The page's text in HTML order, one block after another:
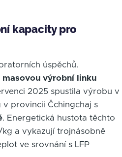
kapacity pro
úspěchů.
masovou výrobní linku
2025 spustila výrobu v
v provincii Čchingchaj s
. Energetická hustota těchto
a vykazují trojnásobně
ve srovnání s LFP